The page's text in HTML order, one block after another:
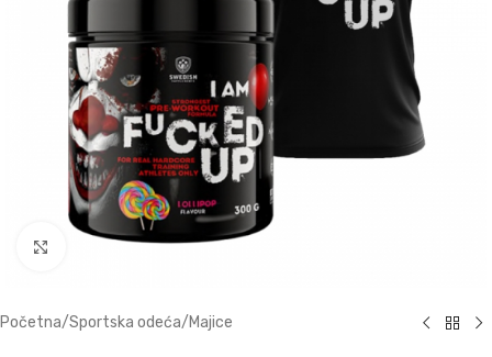
Click to enlarge
Početna/Sportska odeća/Majice